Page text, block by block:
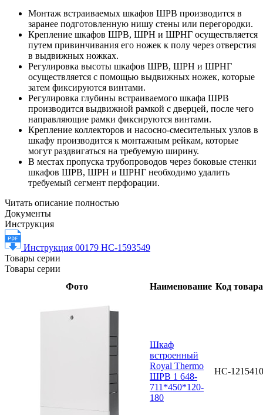
Монтаж встраиваемых шкафов ШРВ производится в
заранее подготовленную нишу стены или перегородки.
Крепление шкафов ШРВ, ШРН и ШРНГ осуществляется
путем привинчивания его ножек к полу через отверстия
в выдвижных ножках.
Регулировка высоты шкафов ШРВ, ШРН и ШРНГ
осуществляется с помощью выдвижных ножек, которые
затем фиксируются винтами.
Регулировка глубины встраиваемого шкафа ШРВ
производится выдвижной рамкой с дверцей, после чего
направляющие рамки фиксируются винтами.
Крепление коллекторов и насосно-смесительных узлов в
шкафу производится к монтажным рейкам, которые
могут раздвигаться на требуемую ширину.
В местах пропуска трубопроводов через боковые стенки
шкафов ШРВ, ШРН и ШРНГ необходимо удалить
требуемый сегмент перфорации.
Читать описание полностью
Документы
Инструкция
Инструкция 00179 НС-1593549
Товары серии
Товары серии
Фото
Наименование Код товара
Шкаф
встроенный
Royal Thermo
ШРВ 1 648-
711*450*120-
180
НС-1215410